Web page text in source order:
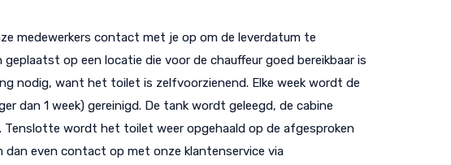
medewerkers contact met je op om de leverdatum te
op een locatie die voor de chauffeur goed bereikbaar is
nodig, want het toilet is zelfvoorzienend. Elke week wordt de
dan 1 week) gereinigd. De tank wordt geleegd, de cabine
wordt het toilet weer opgehaald op de afgesproken
dan even contact op met onze klantenservice via